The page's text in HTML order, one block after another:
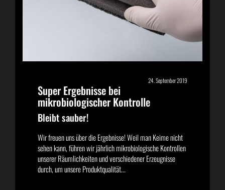
24. September 2019
Super Ergebnisse bei
mikrobiologischer Kontrolle
Bleibt sauber!
Wir freuen uns über die Ergebnisse! Weil man Keime nicht
sehen kann, führen wir jährlich mikrobiologische Kontrollen
unserer Räumlichkeiten und verschiedener Erzeugnisse
durch, um unsere Produktqualität...